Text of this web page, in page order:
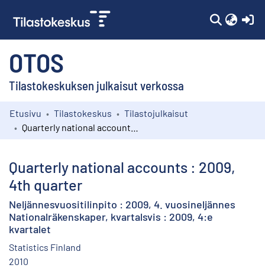
OTOS
Tilastokeskuksen julkaisut verkossa
Kokoelmat
Etusivu Tilastokeskus
Tilastojulkaisut
Quarterly national accounts : 2009,
4th quarter
Neljännesvuositilinpito : 2009, 4. vuosineljännes
Nationalräkenskaper, kvartalsvis : 2009, 4:e
kvartalet
Statistics Finland
2010